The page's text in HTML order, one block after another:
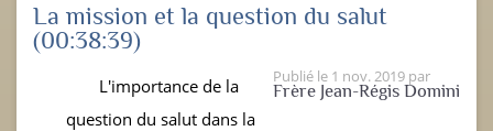
La mission et la question du salut
(00:38:39)
Publié le 1 nov. 2019 par
Frère Jean-Régis Domini
L'importance de la
question du salut dans la